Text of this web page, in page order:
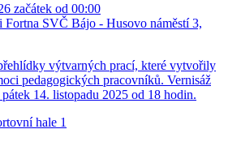
začátek od 00:00
Fortna SVČ Bájo - Husovo náměstí 3,
výtvarných prací, které vytvořily
pedagogických pracovníků. Vernisáž
14. listopadu 2025 od 18 hodin.